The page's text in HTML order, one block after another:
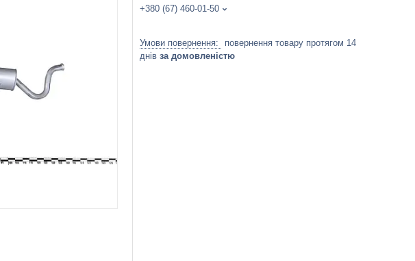
+380 (67) 460-01-50
повернення товару протягом 14
днів за домовленістю